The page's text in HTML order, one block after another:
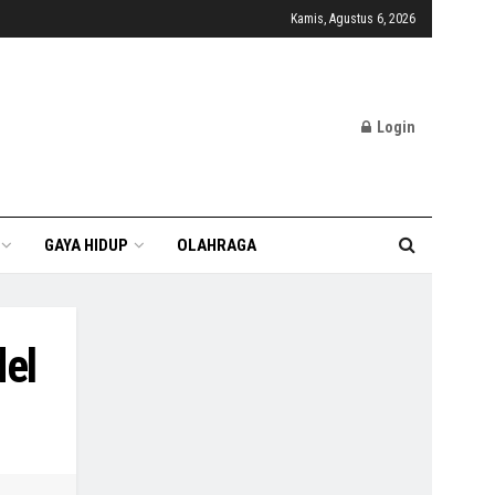
Kamis, Agustus 6, 2026
Login
GAYA HIDUP OLAHRAGA